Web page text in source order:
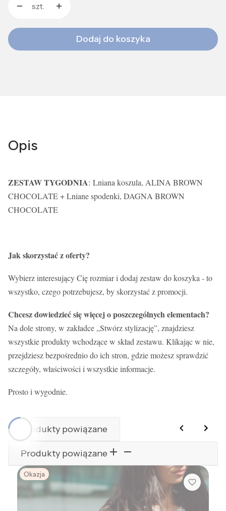
szt.
Dodaj do koszyka
Opis
ZESTAW TYGODNIA: Lniana koszula, ALINA BROWN
CHOCOLATE + Lniane spodenki, DAGNA BROWN
CHOCOLATE
Jak skorzystać z oferty?
Wybierz interesujący Cię rozmiar i dodaj zestaw do koszyka - to
wszystko, czego potrzebujesz, by skorzystać z promocji.
Chcesz dowiedzieć się więcej o poszczególnych elementach?
Na dole strony, w zakładce „Stwórz stylizację”, znajdziesz
wszystkie produkty wchodzące w skład zestawu. Klikając w nie,
przejdziesz bezpośrednio do ich stron, gdzie możesz sprawdzić
szczegóły, właściwości i wszystkie informacje.
Prosto i wygodnie.
Produkty powiązane
Produkty powiązane
Okazja